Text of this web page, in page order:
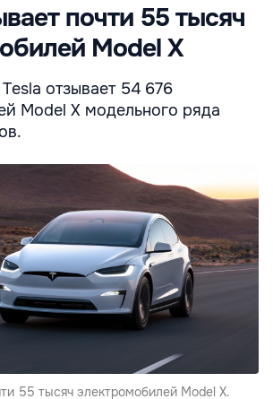
почти 55 тысяч
Model X
отзывает 54 676
Model X модельного ряда
55 тысяч электромобилей Model X.